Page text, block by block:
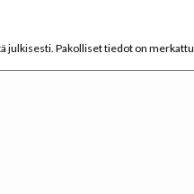
julkisesti. Pakolliset tiedot on merkattu